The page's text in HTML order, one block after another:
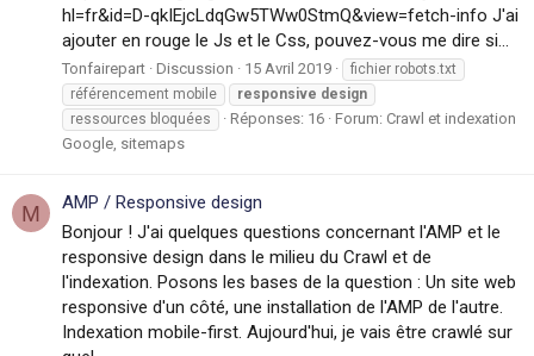
hl=fr&id=D-qkIEjcLdqGw5TWw0StmQ&view=fetch-info J'ai
ajouter en rouge le Js et le Css, pouvez-vous me dire si...
Tonfairepart Discussion 15 Avril 2019
fichier robots.txt
référencement mobile
responsive design
ressources bloquées
Réponses: 16 Forum: Crawl et indexation
Google, sitemaps
M
AMP / Responsive design
Bonjour ! J'ai quelques questions concernant l'AMP et le
responsive design dans le milieu du Crawl et de
l'indexation. Posons les bases de la question : Un site web
responsive d'un côté, une installation de l'AMP de l'autre.
Indexation mobile-first. Aujourd'hui, je vais être crawlé sur